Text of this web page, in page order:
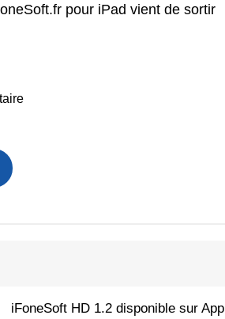
pour iPad vient de sortir
iFoneSoft HD 1.2 disponible sur App